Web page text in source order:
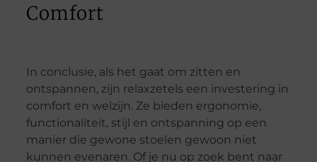
Comfort
In conclusie, als het gaat om zitten en
ontspannen, zijn relaxzetels een investering in
comfort en welzijn. Ze bieden ergonomie,
functionaliteit, stijl en ontspanning op een
manier die gewone stoelen gewoon niet
kunnen evenaren. Of je nu op zoek bent naar